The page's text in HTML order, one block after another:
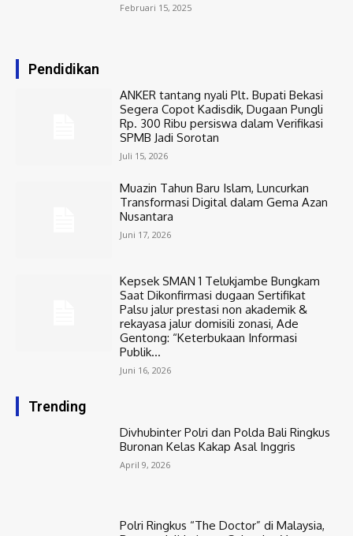
Februari 15, 2025
Pendidikan
ANKER tantang nyali Plt. Bupati Bekasi
Segera Copot Kadisdik, Dugaan Pungli
Rp. 300 Ribu persiswa dalam Verifikasi
SPMB Jadi Sorotan
Juli 15, 2026
Muazin Tahun Baru Islam, Luncurkan
Transformasi Digital dalam Gema Azan
Nusantara
Juni 17, 2026
Kepsek SMAN 1 Telukjambe Bungkam
Saat Dikonfirmasi dugaan Sertifikat
Palsu jalur prestasi non akademik &
rekayasa jalur domisili zonasi, Ade
Gentong: “Keterbukaan Informasi
Publik...
Juni 16, 2026
Trending
Divhubinter Polri dan Polda Bali Ringkus
Buronan Kelas Kakap Asal Inggris
April 9, 2026
Polri Ringkus “The Doctor” di Malaysia,